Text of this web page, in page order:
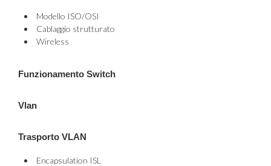
Modello ISO/OSI
Cablaggio strutturato
Wireless
Funzionamento Switch
Vlan
Trasporto VLAN
Encapsulation ISL